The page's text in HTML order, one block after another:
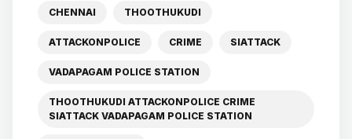
CHENNAI THOOTHUKUDI
ATTACKONPOLICE CRIME SIATTACK
VADAPAGAM POLICE STATION
THOOTHUKUDI ATTACKONPOLICE CRIME
SIATTACK VADAPAGAM POLICE STATION